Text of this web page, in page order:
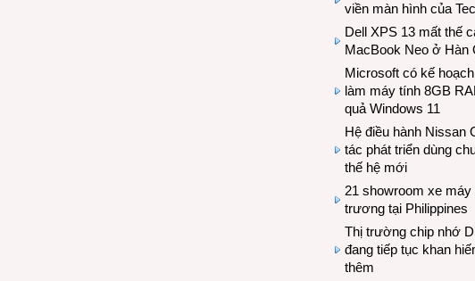
viền màn hình của
Dell XPS 13 mất thế
MacBook Neo ở Hàn
Microsoft có kế
làm máy tính 8GB
quả Windows 11
Hệ điều hành Nissan
tác phát triển dùng
thế hệ mới
21 showroom xe
trương tại Philippines
Thị trường chip nhớ
đang tiếp tục khan
thêm